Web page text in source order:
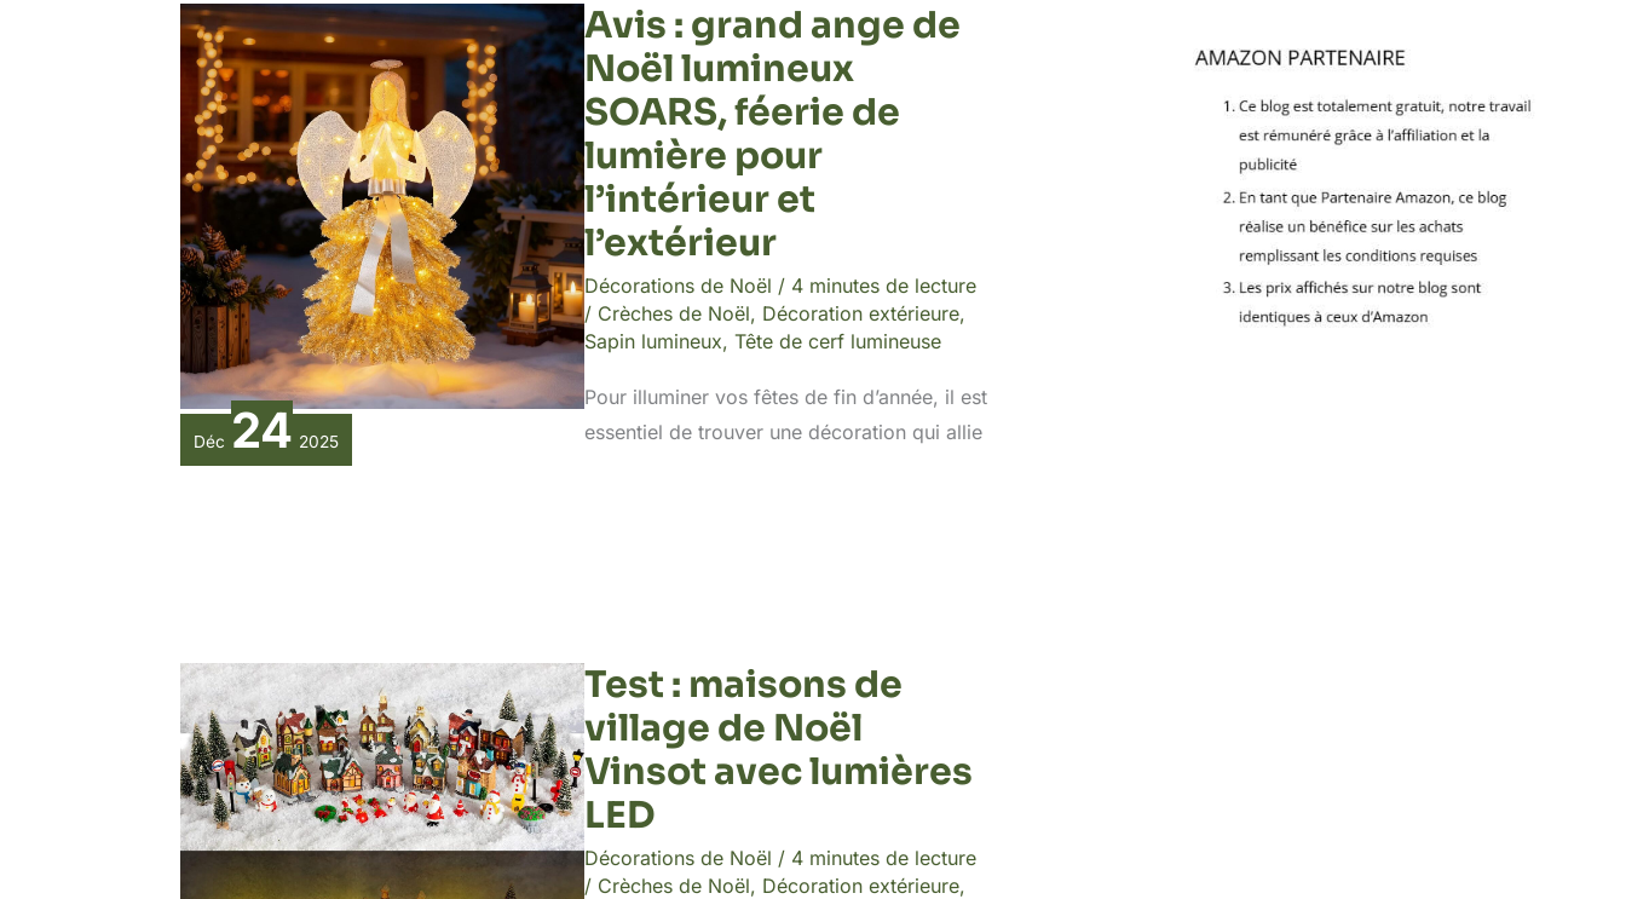
Déc 24 2025
Avis : grand ange de
Noël lumineux
SOARS, féerie de
lumière pour
l’intérieur et
l’extérieur
Décorations de Noël / 4 minutes de lecture
/ Crèches de Noël, Décoration extérieure,
Sapin lumineux, Tête de cerf lumineuse
Pour illuminer vos fêtes de fin d’année, il est
essentiel de trouver une décoration qui allie
Test : maisons de
village de Noël
Vinsot avec lumières
LED
Décorations de Noël / 4 minutes de lecture
/ Crèches de Noël, Décoration extérieure,